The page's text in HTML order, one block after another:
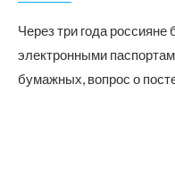
Через три года россияне
электронными
бумажных, вопрос о